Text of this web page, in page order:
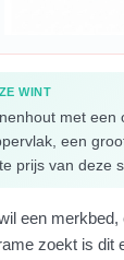
WINT
met een
een
prijs van deze
een
zoekt is dit